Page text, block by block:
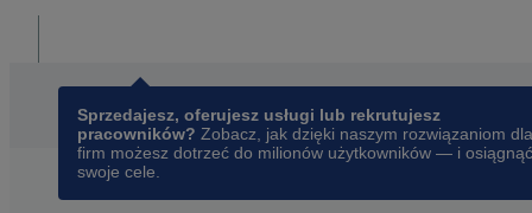
Sprzedajesz, oferujesz usługi lub rekrutujesz
pracowników? Zobacz, jak dzięki naszym rozwiązaniom dla
firm możesz dotrzeć do milionów użytkowników — i osiągnąć
swoje cele.